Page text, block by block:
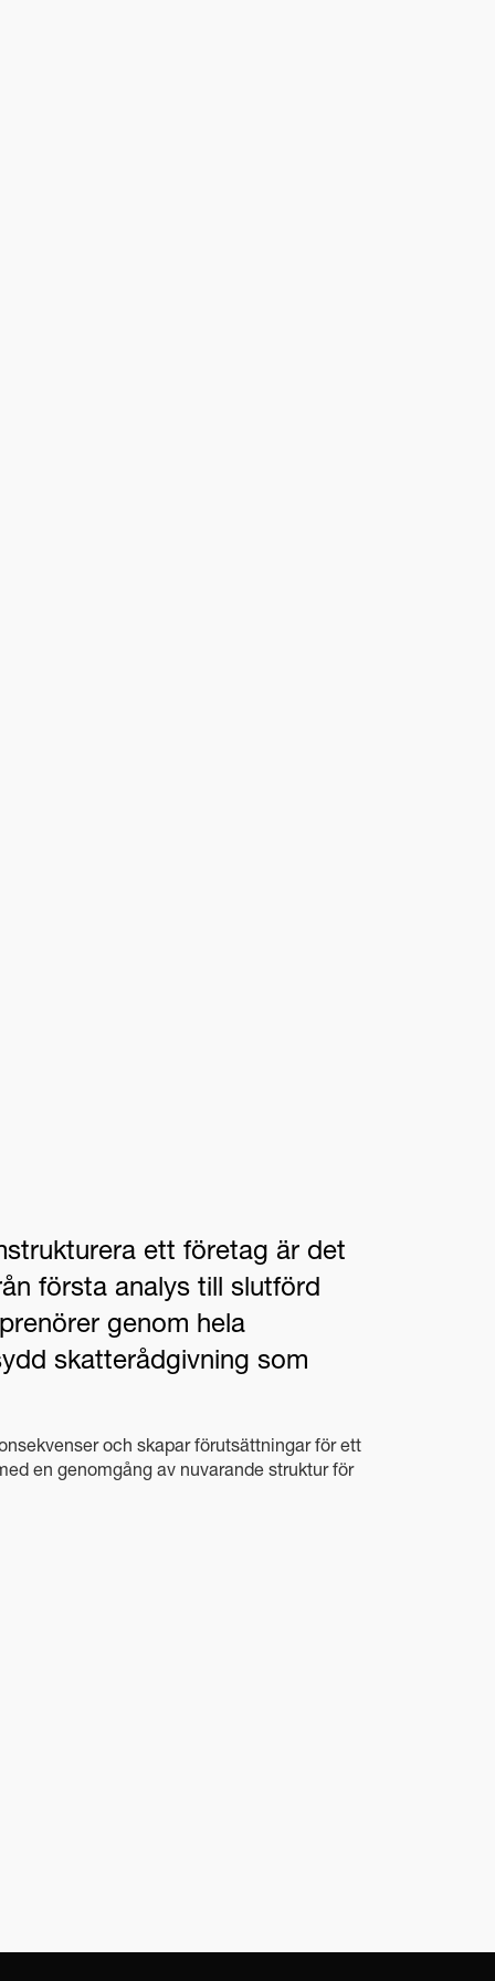
ett företag är det
första analys till slutförd
genom hela
skatterådgivning som
och skapar förutsättningar för ett
en genomgång av nuvarande struktur för